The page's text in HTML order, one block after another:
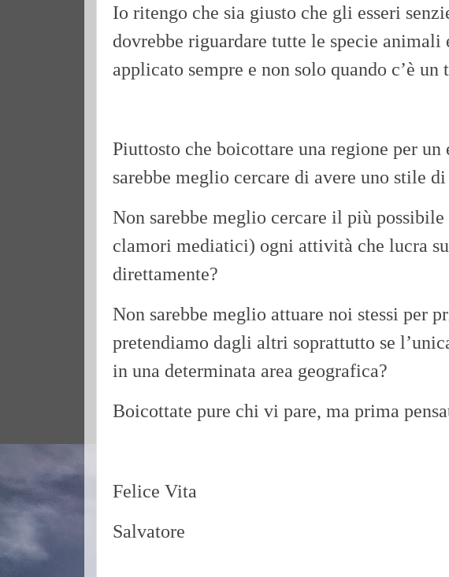
Io ritengo che sia giusto che gli esseri
dovrebbe riguardare tutte le specie animali
applicato sempre e non solo quando c’è
Piuttosto che boicottare una regione per
sarebbe meglio cercare di avere uno stile
Non sarebbe meglio cercare il più
clamori mediatici) ogni attività che lucra
direttamente?
Non sarebbe meglio attuare noi stessi per
pretendiamo dagli altri soprattutto se
in una determinata area geografica?
Boicottate pure chi vi pare, ma prima
Felice Vita
Salvatore